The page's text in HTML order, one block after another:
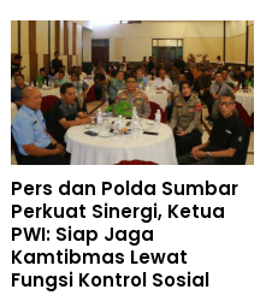
Pers dan Polda Sumbar
Perkuat Sinergi, Ketua
PWI: Siap Jaga
Kamtibmas Lewat
Fungsi Kontrol Sosial